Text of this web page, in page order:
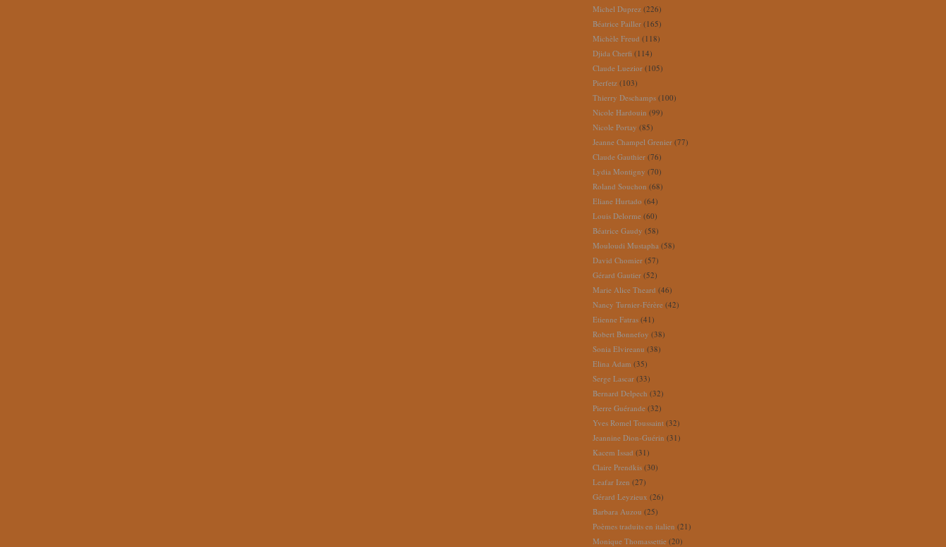
Michel Duprez (226)
Béatrice Pailler (165)
Michèle Freud (118)
Djida Cherfi (114)
Claude Luezior (105)
Pierfetz (103)
Thierry Deschamps (100)
Nicole Hardouin (99)
Nicole Portay (85)
Jeanne Champel Grenier (77)
Claude Gauthier (76)
Lydia Montigny (70)
Roland Souchon (68)
Eliane Hurtado (64)
Louis Delorme (60)
Béatrice Gaudy (58)
Mouloudi Mustapha (58)
David Chomier (57)
Gérard Gautier (52)
Marie Alice Theard (46)
Nancy Turnier-Férère (42)
Etienne Fatras (41)
Robert Bonnefoy (38)
Sonia Elvireanu (38)
Elina Adam (35)
Serge Lascar (33)
Bernard Delpech (32)
Pierre Guérande (32)
Yves Romel Toussaint (32)
Jeannine Dion-Guérin (31)
Kacem Issad (31)
Claire Prendkis (30)
Leafar Izen (27)
Gérard Leyzieux (26)
Barbara Auzou (25)
Poèmes traduits en italien (21)
Monique Thomassettie (20)